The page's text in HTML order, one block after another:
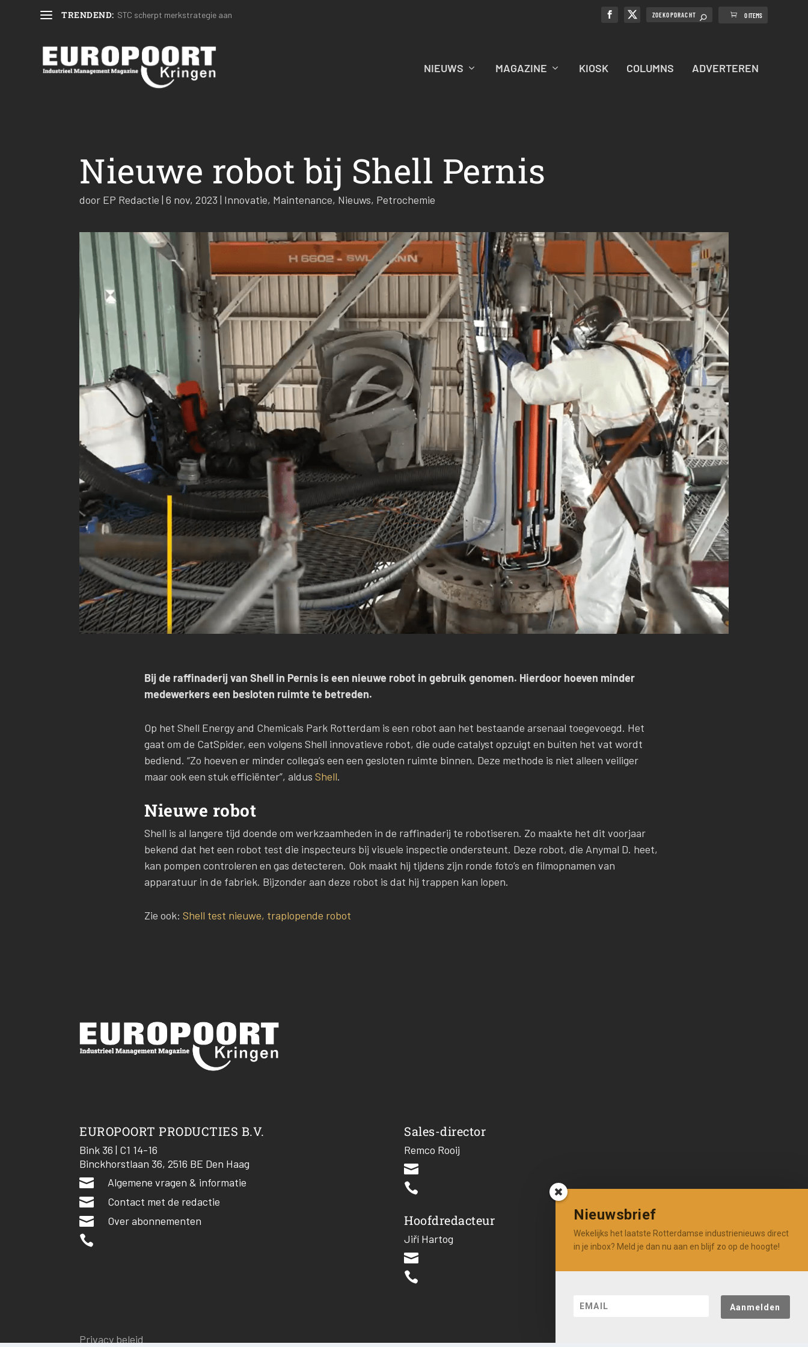
TRENDEND: STC scherpt merkstrategie aan 0 ITEMS
NIEUWS MAGAZINE KIOSK COLUMNS ADVERTEREN
Nieuwe robot bij Shell Pernis
door EP Redactie | 6 nov, 2023 | Innovatie, Maintenance, Nieuws, Petrochemie
Bij de raffinaderij van Shell in Pernis is een nieuwe robot in gebruik genomen. Hierdoor hoeven minder
medewerkers een besloten ruimte te betreden.
Op het Shell Energy and Chemicals Park Rotterdam is een robot aan het bestaande arsenaal toegevoegd. Het
gaat om de CatSpider, een volgens Shell innovatieve robot, die oude catalyst opzuigt en buiten het vat wordt
bediend. “Zo hoeven er minder collega’s een een gesloten ruimte binnen. Deze methode is niet alleen veiliger
maar ook een stuk efficiënter”, aldus Shell.
Nieuwe robot
Shell is al langere tijd doende om werkzaamheden in de raffinaderij te robotiseren. Zo maakte het dit voorjaar
bekend dat het een robot test die inspecteurs bij visuele inspectie ondersteunt. Deze robot, die Anymal D. heet,
kan pompen controleren en gas detecteren. Ook maakt hij tijdens zijn ronde foto’s en filmopnamen van
apparatuur in de fabriek. Bijzonder aan deze robot is dat hij trappen kan lopen.
Zie ook: Shell test nieuwe, traplopende robot
EUROPOORT PRODUCTIES B.V.
Bink 36 | C1 14-16
Binckhorstlaan 36, 2516 BE Den Haag
 Algemene vragen & informatie
 Contact met de redactie
 Over abonnementen

Sales-director
Remco Rooij


Hoofdredacteur
Jiří Hartog


Privacy beleid
Nieuwsbrief
Wekelijks het laatste Rotterdamse industrienieuws direct
in je inbox? Meld je dan nu aan en blijf zo op de hoogte!
Aanmelden